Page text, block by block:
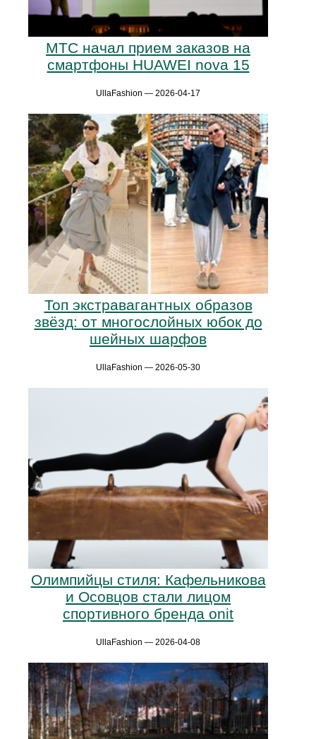
МТС начал прием заказов на
смартфоны HUAWEI nova 15
UllaFashion — 2026-04-17
Топ экстравагантных образов
звёзд: от многослойных юбок до
шейных шарфов
UllaFashion — 2026-05-30
Олимпийцы стиля: Кафельникова
и Осовцов стали лицом
спортивного бренда onit
UllaFashion — 2026-04-08